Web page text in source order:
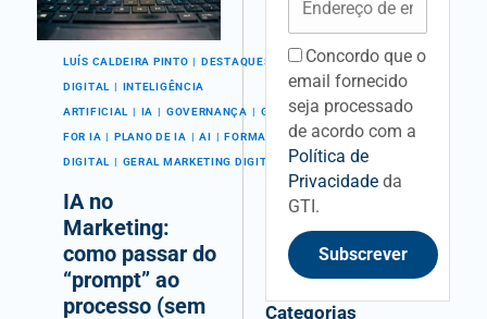
LUÍS CALDEIRA PINTO DESTAQUES AIO TRANSFORMAÇÃO
DIGITAL INTELIGÊNCIA
ARTIFICIAL IA GOVERNANÇA GEO PROMPT PROMPTING
FOR IA PLANO DE IA AI FORMAÇÃO MARKETING
DIGITAL GERAL MARKETING DIGITAL
IA no
Marketing:
como passar do
“prompt” ao
processo (sem
acceptancefieldid
Concordo que o
email fornecido
seja processado
de acordo com a
Política de
Privacidadeda
GTI.
Subscrever
Categorias